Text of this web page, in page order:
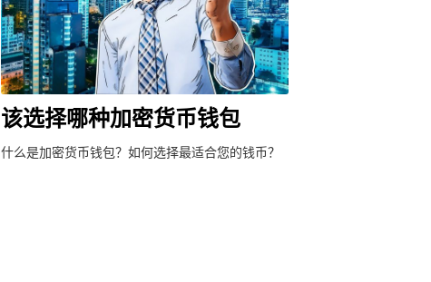
该选择哪种加密货币钱包
什么是加密货币钱包？如何选择最适合您的钱币？